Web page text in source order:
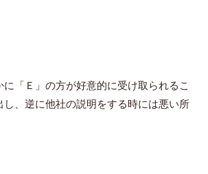
「Ｅ」の方が好意的に受け取られるこ
、逆に他社の説明をする時には悪い所